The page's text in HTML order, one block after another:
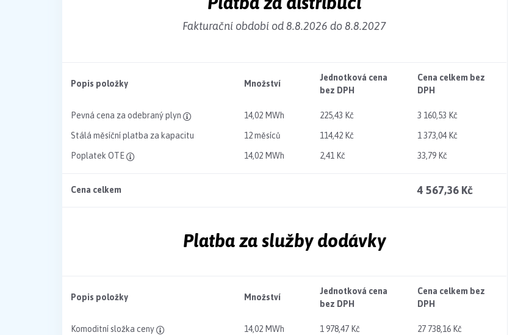
Fakturační období od 8.8.2026 do 8.8.2027
Popis položky Množství
Jednotková cena
bez DPH
Cena celkem bez
DPH
Pevná cena za odebraný plyn 14,02 MWh 225,43 Kč 3 160,53 Kč
Stálá měsíční platba za kapacitu 12 měsíců 114,42 Kč 1 373,04 Kč
Poplatek OTE 14,02 MWh 2,41 Kč 33,79 Kč
Cena celkem 4 567,36 Kč
Platba za služby dodávky
Popis položky Množství
Jednotková cena
bez DPH
Cena celkem bez
DPH
Komoditní složka ceny 14,02 MWh 1 978,47 Kč 27 738,16 Kč